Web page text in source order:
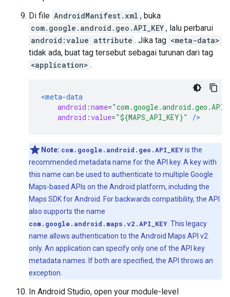
Di file AndroidManifest.xml , buka
com.google.android.geo.API_KEY , lalu perbarui
android:value attribute . Jika tag <meta-data>
tidak ada, buat tag tersebut sebagai turunan dari tag
<application> .
<meta-data
android:name=
android:value="${MAPS_API_KEY}" />
Note: com.google.android.geo.API_KEYis the
recommended metadata name for the API key. A key with
this name can be used to authenticate to multiple Google
Maps-based APIs on the Android platform, including the
Maps SDK for Android. For backwards compatibility, the API
also supports the name
com.google.android.maps.v2.API_KEY . This legacy
name allows authentication to the Android Maps API v2
only. An application can specify only one of the API key
metadata names. If both are specified, the API throws an
exception.
In Android Studio, open your module-level